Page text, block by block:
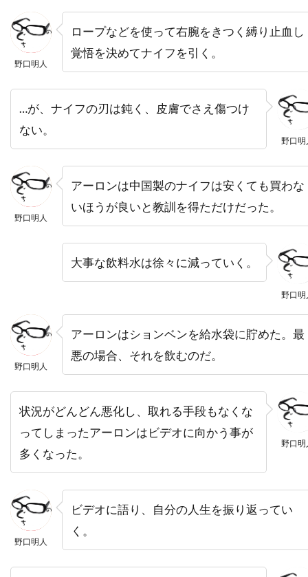
ドミニク・ボヴ
ドミニク・マーカス
ドミニク・ロワゾー
ドラゴン・フィルム
ドリアン・リガル＝アンスー
ドリームワークス
ドレア・ド・マッテオ
ドロテ・ブリエール・メリット
ドワイヤー・ブラウン
ドン・カルファ
ドン・シンプソン
ドン・ジマーマン
ドン・チードル
ドン・バージェス
ドン・マーフィ
ドン・リックルズ
ドーナル・グリーソン
ナイジェル・ストック
ナサニエル・パーカー
ナサニエル・メカリー
ナタウット・キッティクン
ナターシャ・ワートン
ナチョ・ルイス・カピヤス
ナビル・サワラ
ナンシー・ウィルソン
ニコライ・コスター＝ワルドー
ニコラス・カザン
ニコラス・ストーラー
ニコラス・デ・トス
野口明人
ロープなどを使って右腕をきつく縛り止血し
覚悟を決めてナイフを引く。
野口明
…が、ナイフの刃は鈍く、皮膚でさえ傷つけ
ない。
野口明人
アーロンは中国製のナイフは安くても買わな
いほうが良いと教訓を得ただけだった。
野口明
大事な飲料水は徐々に減っていく。
野口明人
アーロンはションベンを給水袋に貯めた。最
悪の場合、それを飲むのだ。
野口明
状況がどんどん悪化し、取れる手段もなくな
ってしまったアーロンはビデオに向かう事が
多くなった。
野口明人
ビデオに語り、自分の人生を振り返ってい
く。